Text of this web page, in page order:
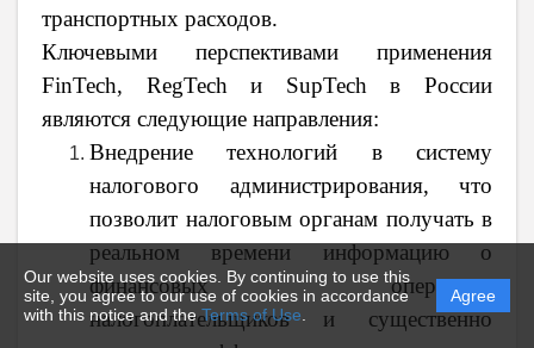
Our website uses cookies. By continuing to use this
site, you agree to our use of cookies in accordance
with this notice and theTerms of Use
Agree
транспортных расходов.
Ключевыми перспективами применения
FinTech, RegTech и SupTech в России
являются следующие направления:
Внедрение технологий в систему
налогового администрирования, что
позволит налоговым органам получать в
реальном времени информацию о
финансовых операциях
налогоплательщиков и существенно